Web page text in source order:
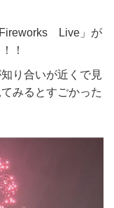
Live」が
！
り合いが近くで見
みるとすごかった